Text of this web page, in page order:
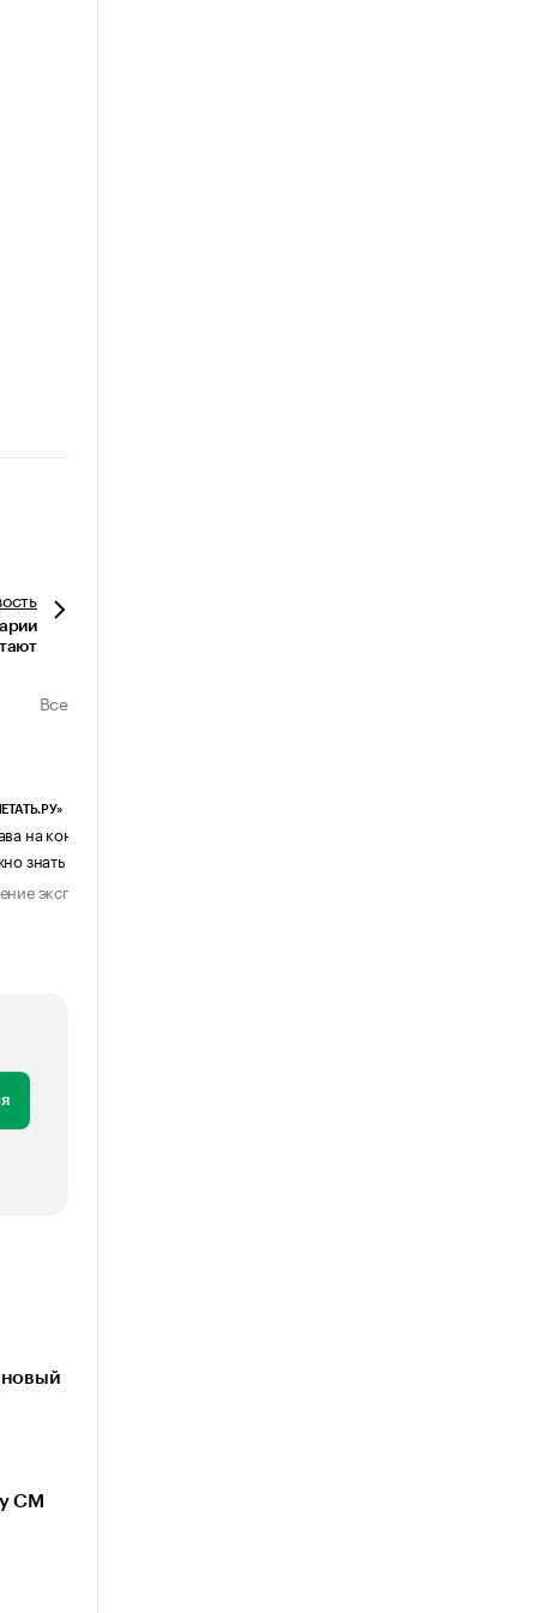
Все
на контент, созданный ИИ: что
знать бизнесу
эксперта
CM